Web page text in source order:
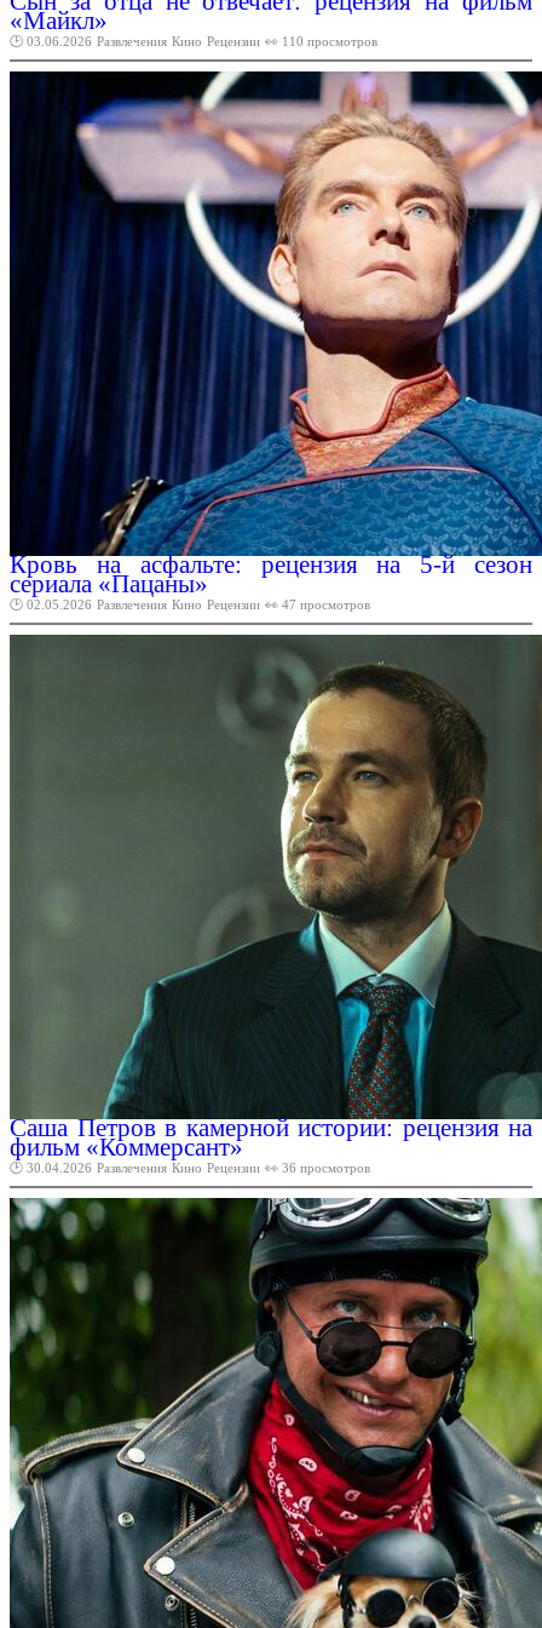
«Майкл»
🕑 03.06.2026 Развлечения Кино Рецензии 👀 110 просмотров
Кровь на асфальте: рецензия на 5-й сезон
сериала «Пацаны»
🕑 02.05.2026 Развлечения Кино Рецензии 👀 47 просмотров
Саша Петров в камерной истории: рецензия на
фильм «Коммерсант»
🕑 30.04.2026 Развлечения Кино Рецензии 👀 36 просмотров